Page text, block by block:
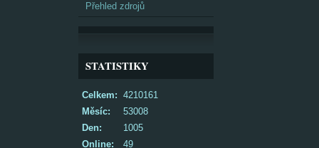
Přehled zdrojů
STATISTIKY
Online: 49
Celkem: 4210161
Měsíc:
53008
Den:
1005